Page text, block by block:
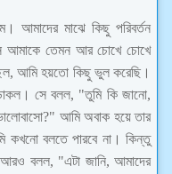
আমাদের মাঝে কিছু পরিবর্তন
আমাকে তেমন আর চোখে চোখে
আমি হয়তো কিছু ভুল করেছি।
সে বলল, "তুমি কি জানো,
আমি অবাক হয়ে তার
কখনো বলতে পারবে না। কিন্তু
বলল, "এটা জানি, আমাদের